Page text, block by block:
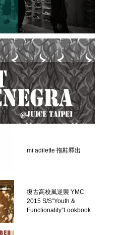
mi adilette 拖鞋釋出
復古高校風逆襲 YMC
2015 S/S“Youth &
Functionality”Lookbook